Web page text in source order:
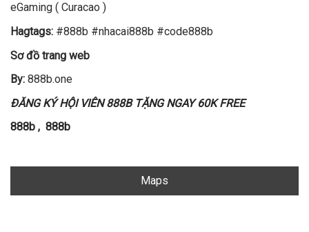
eGaming ( Curacao )
Hagtags: #888b #nhacai888b #code888b
Sơ đồ trang web
By: 888b.one
ĐĂNG KÝ HỘI VIÊN 888B TẶNG NGAY 60K FREE
888b , 888b
Maps